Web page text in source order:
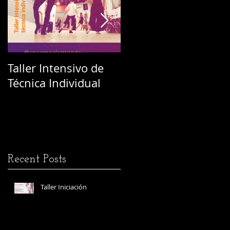
Taller Intensivo de
Técnica Individual
Recent Posts
Taller Iniciación